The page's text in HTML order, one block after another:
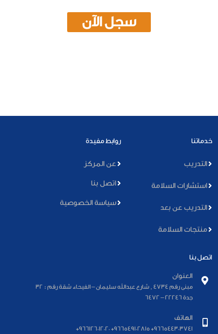
سجل الآن
خدماتنا
التدريب
استشارات السلامة
التدريب عن بعد
منتجات السلامة
روابط مفيدة
عن المركز
اتصل بنا
سياسة الخصوصية
اتصل بنا
العنوان
مبنى رقم 4734 , شارع عبدالله سليمان – الفيحاء شقة رقم : 32
جدة 22246 – 6472
الهاتف
966544303741+ 966549102815+ 966126012020+